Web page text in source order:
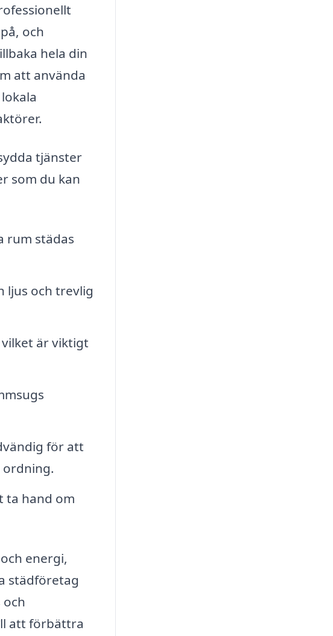
och
hela din
att använda
tjänster
som du kan
rum städas
ljus och trevlig
är viktigt
för att
ordning.
ta hand om
energi,
städföretag
att förbättra